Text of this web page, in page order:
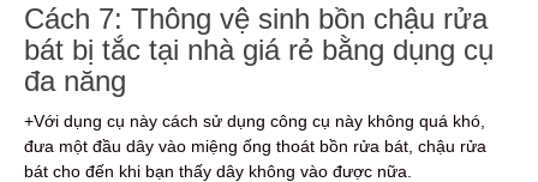
Cách 7: Thông vệ sinh bồn chậu rửa
bát bị tắc tại nhà giá rẻ bằng dụng cụ
đa năng
+Với dụng cụ này cách sử dụng công cụ này không quá khó,
đưa một đầu dây vào miệng ống thoát bồn rửa bát, chậu rửa
bát cho đến khi bạn thấy dây không vào được nữa.